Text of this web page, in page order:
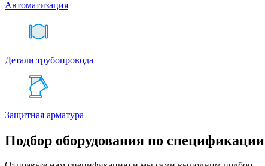
Автоматизация
Детали трубопровода
Защитная арматура
Подбор оборудования по спецификации